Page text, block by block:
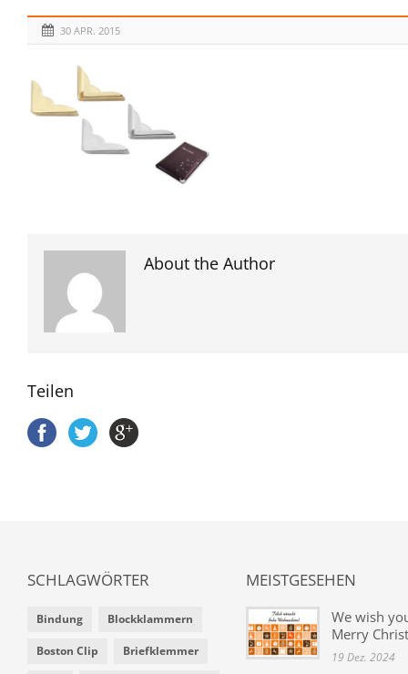
30 APR. 2015
About the Author
Teilen
SCHLAGWÖRTER
Bindung Blockklammern
Boston Clip Briefklemmer
MEISTGESEHEN
We wish
Merry
19 Dez. 2024